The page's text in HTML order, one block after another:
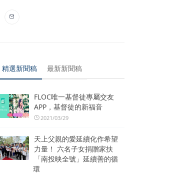
精選新聞稿 最新新聞稿
FLOC唯一基督徒專屬交友
APP，基督徒的新福音
2021/03/29
天上父親的愛延續化作希望
力量！ 六名子女捐贈家扶
「南投映全號」延續善的循
環